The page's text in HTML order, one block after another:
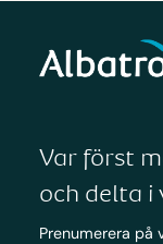
Var först
och delta
Prenumerera